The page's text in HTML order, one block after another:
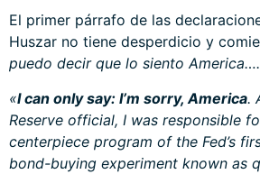
El primer párrafo de las
Huszar no tiene desperdicio y
puedo decir que lo siento
«I can only say: I’m sorry, America.
Reserve official, I was responsible
centerpiece program of the Fed’s
bond-buying experiment known as